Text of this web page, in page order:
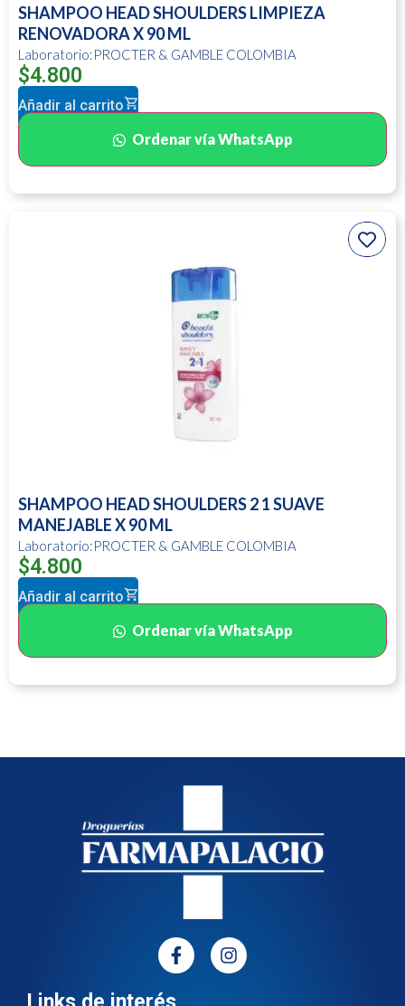
SHAMPOO HEAD SHOULDERS LIMPIEZA
RENOVADORA X 90 ML
Laboratorio:PROCTER & GAMBLE COLOMBIA
$4.800
Añadir al carrito
Ordenar vía WhatsApp
SHAMPOO HEAD SHOULDERS 2 1 SUAVE
MANEJABLE X 90 ML
Laboratorio:PROCTER & GAMBLE COLOMBIA
$4.800
Añadir al carrito
Ordenar vía WhatsApp